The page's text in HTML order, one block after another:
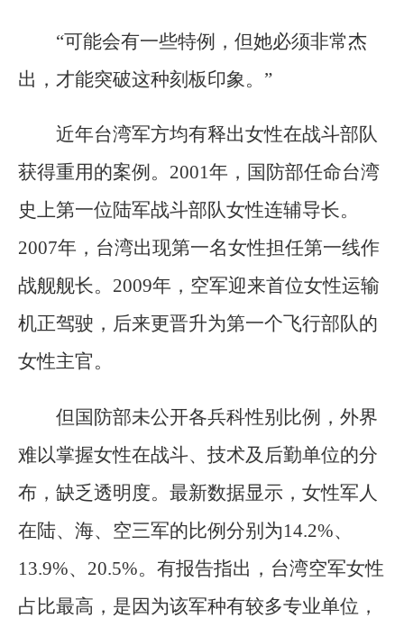
“可能会有一些特例，但她必须非常杰
出，才能突破这种刻板印象。”
近年台湾军方均有释出女性在战斗部队
获得重用的案例。2001年，国防部任命台湾
史上第一位陆军战斗部队女性连辅导长。
2007年，台湾出现第一名女性担任第一线作
战舰舰长。2009年，空军迎来首位女性运输
机正驾驶，后来更晋升为第一个飞行部队的
女性主官。
但国防部未公开各兵科性别比例，外界
难以掌握女性在战斗、技术及后勤单位的分
布，缺乏透明度。最新数据显示，女性军人
在陆、海、空三军的比例分别为14.2%、
13.9%、20.5%。有报告指出，台湾空军女性
占比最高，是因为该军种有较多专业单位，